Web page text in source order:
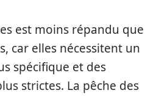
est moins répandu que
car elles nécessitent un
spécifique et des
strictes. La pêche des